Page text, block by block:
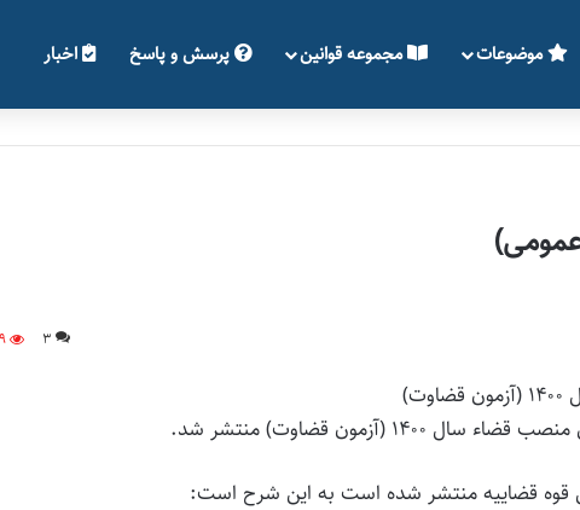
موضوعات مجموعه قوانین پرسش و پاسخ اخبار
3
قضاوت) منتشر شد.
قوه قضاییه منتشر شده است به این شرح است: